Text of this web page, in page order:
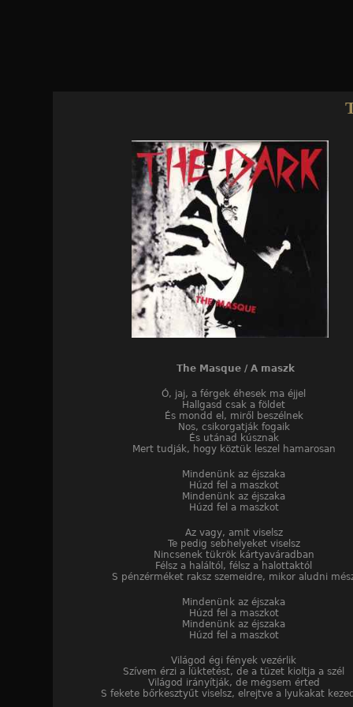
The Masque / A maszk
Ó, jaj, a férgek éhesek ma éjjel
Hallgasd csak a földet
És mondd el, miről beszélnek
Nos, csikorgatják fogaik
És utánad kúsznak
Mert tudják, hogy köztük leszel hamarosan
Mindenünk az éjszaka
Húzd fel a maszkot
Mindenünk az éjszaka
Húzd fel a maszkot
Az vagy, amit viselsz
Te pedig sebhelyeket viselsz
Nincsenek tükrök kártyaváradban
Félsz a haláltól, félsz a halottaktól
S pénzérméket raksz szemeidre, mikor aludni
Mindenünk az éjszaka
Húzd fel a maszkot
Mindenünk az éjszaka
Húzd fel a maszkot
Világod égi fények vezérlik
Szívem érzi a lüktetést, de a tüzet kioltja a szél
Világod irányítják, de mégsem érted
S fekete bőrkesztyűt viselsz, elrejtve a lyukakat